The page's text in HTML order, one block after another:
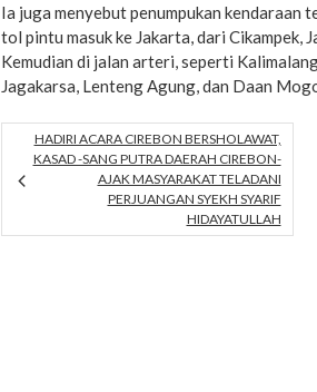
Ia juga menyebut penumpukan
tol pintu masuk ke Jakarta, dari Cikampek,
Kemudian di jalan arteri, seperti
Jagakarsa, Lenteng Agung, dan Daan
HADIRI ACARA CIREBON BERSHOLAWAT,
KASAD -SANG PUTRA DAERAH CIREBON-
AJAK MASYARAKAT TELADANI
PERJUANGAN SYEKH SYARIF
HIDAYATULLAH